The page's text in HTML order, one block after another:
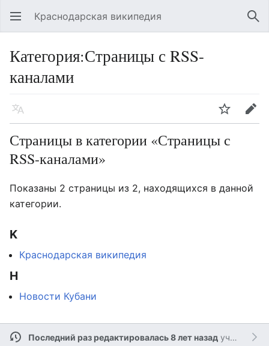
Открыть главное меню Краснодарская википедия
Категория:Страницы с RSS-
каналами
Язык Следить
Страницы в категории «Страницы с
RSS-каналами»
Показаны 2 страницы из 2, находящихся в данной
категории.
K
Краснодарская википедия
Н
Новости Кубани
Последний раз редактировалась 8 лет назадучастником